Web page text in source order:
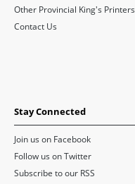
Other Provincial King's Printers
Contact Us
Stay Connected
Join us on Facebook
Follow us on Twitter
Subscribe to our RSS